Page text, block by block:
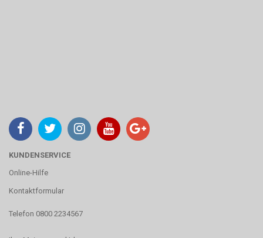
KUNDENSERVICE
Online-Hilfe
Kontaktformular
Telefon 0800 2234567